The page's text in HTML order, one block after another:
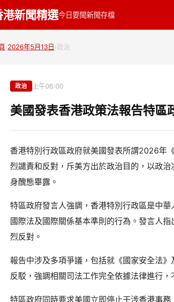
港新聞精選今日要聞新聞存檔
›2026年5月13日 ›政治
政治 上午06:00
美國發表香港政策法報告特區
香港特別行政區政府就美國發表所謂2026年
烈譴責和反對，斥美方出於政治目的，以政
身醜態畢露。
特區政府發言人強調，香港特別行政區是中
國際法及國際關係基本準則的行為。發言人
烈反對。
報告中涉及多項爭議，包括就《國家安全法
反駁，強調相關司法工作完全依據法律進行
特區政府同時要求美國立即停止干涉香港事